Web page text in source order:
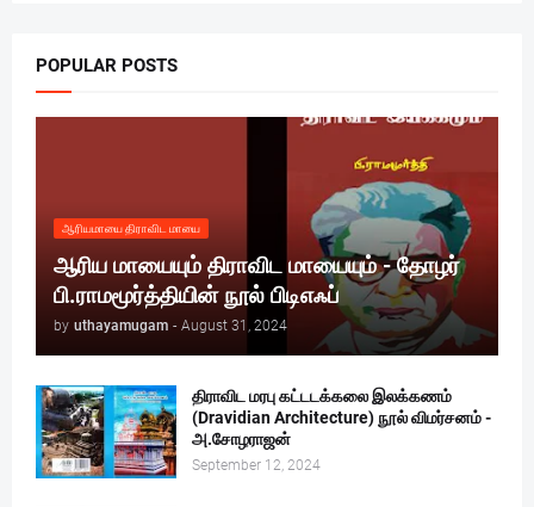
POPULAR POSTS
ஆரியமாயை திராவிட மாயை
ஆரிய மாயையும் திராவிட மாயையும் - தோழர்
பி.ராமமூர்த்தியின் நூல் பிடிஎஃப்
by uthayamugam - August 31, 2024
திராவிட மரபு கட்டடக்கலை இலக்கணம்
(Dravidian Architecture) நூல் விமர்சனம் -
அ.சோழராஜன்
September 12, 2024